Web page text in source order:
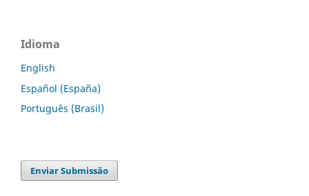
Idioma
English
Español (España)
Português (Brasil)
Enviar Submissão